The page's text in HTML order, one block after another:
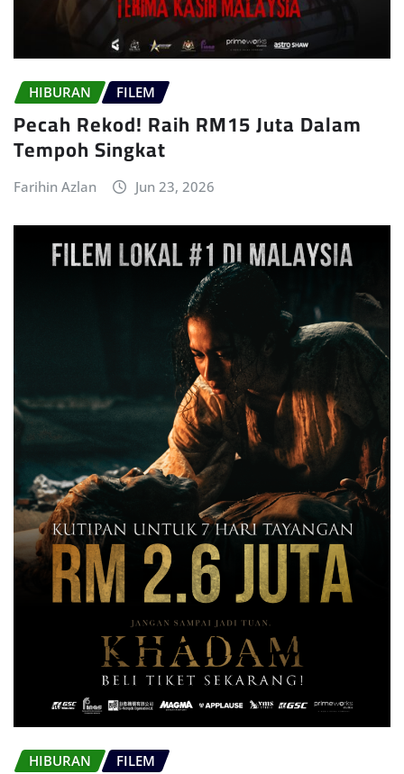
HIBURAN FILEM
Pecah Rekod! Raih RM15 Juta Dalam
Tempoh Singkat
Farihin Azlan Jun 23, 2026
HIBURAN FILEM